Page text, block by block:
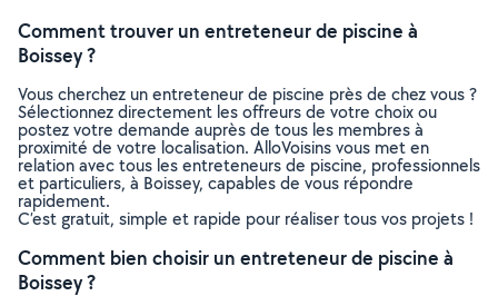
Comment trouver un entreteneur de piscine à
Boissey ?
Vous cherchez un entreteneur de piscine près de chez vous ?
Sélectionnez directement les offreurs de votre choix ou
postez votre demande auprès de tous les membres à
proximité de votre localisation. AlloVoisins vous met en
relation avec tous les entreteneurs de piscine, professionnels
et particuliers, à Boissey, capables de vous répondre
rapidement.
C’est gratuit, simple et rapide pour réaliser tous vos projets !
Comment bien choisir un entreteneur de piscine à
Boissey ?